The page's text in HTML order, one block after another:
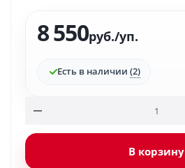
8 550руб./уп.
Есть в наличии (2)
В корзину